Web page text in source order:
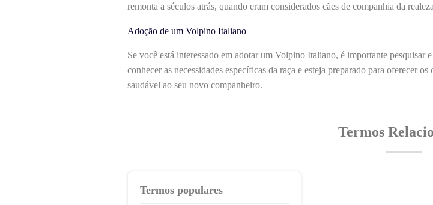
remonta a séculos atrás, quando eram considerados cães de companhia da
Adoção de um Volpino Italiano
Se você está interessado em adotar um Volpino Italiano, é importante
conhecer as necessidades específicas da raça e esteja preparado para oferecer
saudável ao seu novo companheiro.
Termos
Termos populares